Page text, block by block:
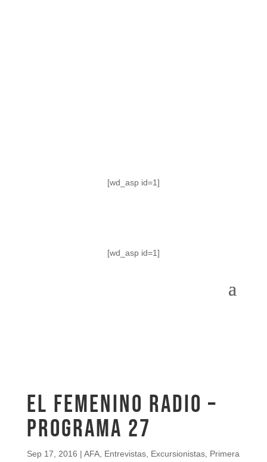
[wd_asp id=1]
[wd_asp id=1]
El Femenino Radio –
Programa 27
Sep 17, 2016 | AFA, Entrevistas, Excursionistas, Primera